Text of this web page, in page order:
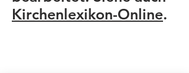
Kirchenlexikon-Online.